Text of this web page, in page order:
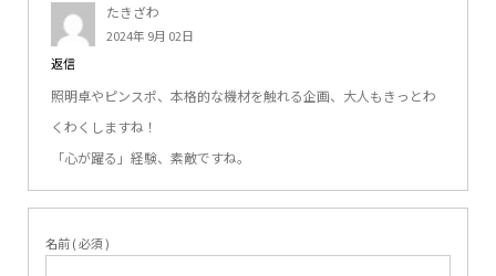
たきざわ
2024年 9月 02日
返信
照明卓やピンスポ、本格的な機材を触れる企画、大人もきっとわ
くわくしますね！
「心が躍る」経験、素敵ですね。
名前 ( 必須 )